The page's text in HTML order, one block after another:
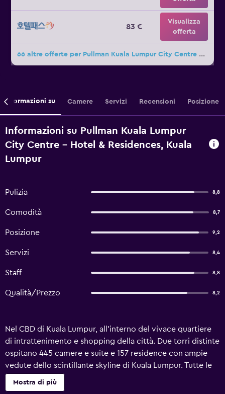
83 €
Visualizza
offerta
66 altre offerte per Pullman Kuala Lumpur City Centre - Hotel & Residences
Informazioni su Camere Servizi Recensioni Posizione
Informazioni su Pullman Kuala Lumpur
City Centre - Hotel & Residences, Kuala
Lumpur
Pulizia 8,8
Comodità 8,7
Posizione 9,2
Servizi 8,4
Staff 8,8
Qualità/Prezzo 8,2
Nel CBD di Kuala Lumpur, all'interno del vivace quartiere
di intrattenimento e shopping della città. Due torri distinte
ospitano 445 camere e suite e 157 residence con ampie
vedute dello scintillante skyline di Kuala Lumpur. Tutte le
camere offrono TV LCD e accesso Internet WIFI ad alta
velocità. Ideale per viaggi d'affari e di piacere, l'hotel offre
Mostra di più